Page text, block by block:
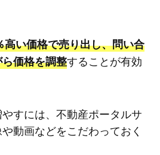
い価格で売り出し、問い合
価格を調整することが有効
すには、不動産ポータルサ
動画などをこだわっておく